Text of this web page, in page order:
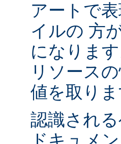
アートで
イルの 方
になりま
リソース
値を取りま
認識され
ドキュメ